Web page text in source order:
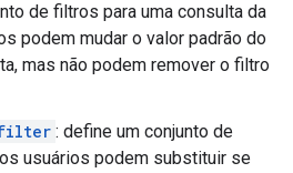
de filtros para uma consulta da
podem mudar o valor padrão do
mas não podem remover o filtro
: define um conjunto de
usuários podem substituir se